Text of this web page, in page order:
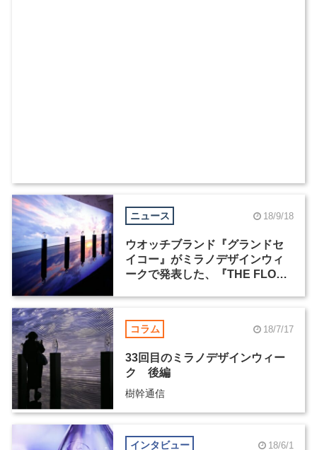
ニュース 18/9/18
ウオッチブランド『グランドセ
イコー』がミラノデザインウィ
ークで発表した、『THE FLOW
コラム 18/7/17
33回目のミラノデザインウィー
ク 後編
樹幹通信
インタビュー 18/6/1